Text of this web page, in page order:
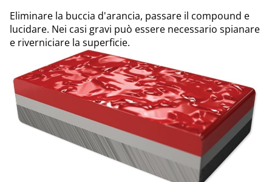
Eliminare la buccia d'arancia, passare il compound e
lucidare. Nei casi gravi può essere necessario spianare
e riverniciare la superficie.